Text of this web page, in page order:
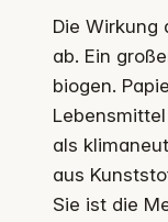
Die Wirkung
ab. Ein
biogen.
als
aus
Sie ist die